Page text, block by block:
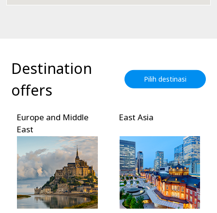
Destination
offers
Pilih destinasi
East Asia
Southeast and South